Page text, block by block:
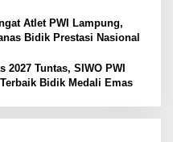
Atlet PWI Lampung,
Bidik Prestasi Nasional
2027 Tuntas, SIWO PWI
Bidik Medali Emas